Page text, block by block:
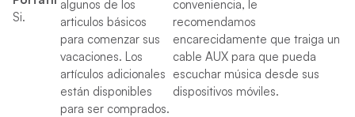
Si.
algunos de los
articulos básicos
para comenzar sus
vacaciones. Los
artículos adicionales
están disponibles
para ser comprados.
conveniencia, le
recomendamos
encarecidamente que traiga un
cable AUX para que pueda
escuchar música desde sus
dispositivos móviles.